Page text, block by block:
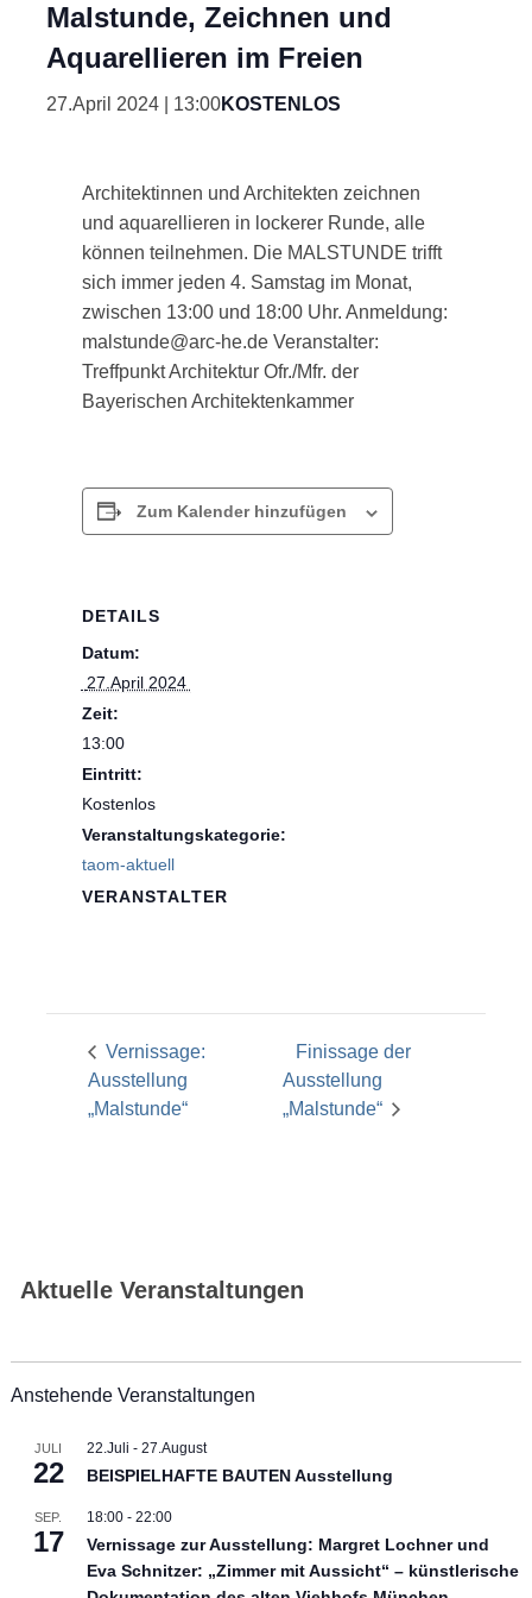
Malstunde, Zeichnen und
Aquarellieren im Freien
27.April 2024 | 13:00KOSTENLOS
Architektinnen und Architekten zeichnen
und aquarellieren in lockerer Runde, alle
können teilnehmen. Die MALSTUNDE trifft
sich immer jeden 4. Samstag im Monat,
zwischen 13:00 und 18:00 Uhr. Anmeldung:
malstunde@arc-he.de Veranstalter:
Treffpunkt Architektur Ofr./Mfr. der
Bayerischen Architektenkammer
Zum Kalender hinzufügen
DETAILS
Datum:
27.April 2024
Zeit:
13:00
Eintritt:
Kostenlos
Veranstaltungskategorie:
taom-aktuell
VERANSTALTER
Vernissage:
Ausstellung
„Malstunde“
Finissage der
Ausstellung
„Malstunde“
Aktuelle Veranstaltungen
Anstehende Veranstaltungen
JULI
22
22.Juli - 27.August
BEISPIELHAFTE BAUTEN Ausstellung
SEP.
17
18:00- 22:00
Vernissage zur Ausstellung: Margret Lochner und
Eva Schnitzer: „Zimmer mit Aussicht“ – künstlerische